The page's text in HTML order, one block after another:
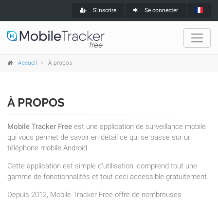
S'inscrire Se connecter
Accueil À propos
À PROPOS
Mobile Tracker Free est une application de surveillance mobile
qui vous permet de savoir en détail ce qui se passe sur un
téléphone mobile Android.
Cette application est simple d'utilisation, comprend tout une
gamme de fonctionnalités et tout ceci accessible gratuitement.
Depuis 2012, Mobile Tracker Free offre de nombreuses